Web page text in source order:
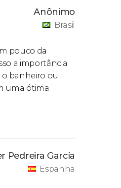
Anônimo
Brasil
pouco da
a importância
o banheiro ou
uma ótima
Pedreira García
Espanha